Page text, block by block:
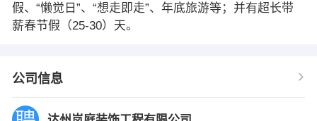
假、“懒觉日”、“想走即走”、年底旅游等；并有超长带
薪春节假（25-30）天。
公司信息